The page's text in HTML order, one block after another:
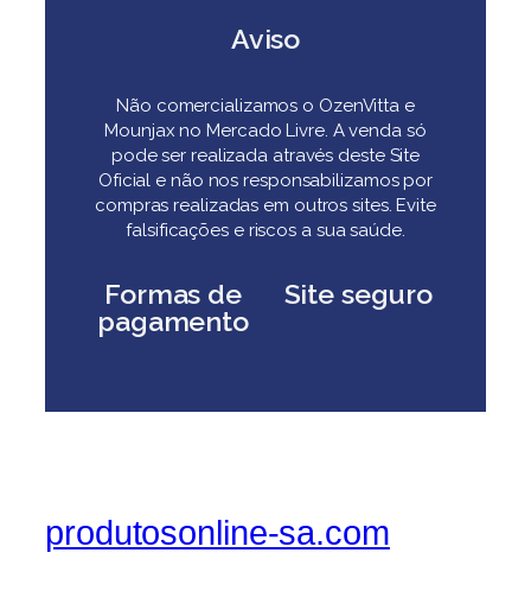
Aviso
Não comercializamos o OzenVitta e
Mounjax no Mercado Livre. A venda só
pode ser realizada através deste Site
Oficial e não nos responsabilizamos por
compras realizadas em outros sites. Evite
falsificações e riscos a sua saúde.
Formas de
pagamento
Site seguro
produtosonline-sa.com